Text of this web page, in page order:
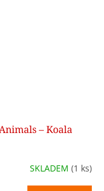
– Koala
SKLADEM (1 ks)